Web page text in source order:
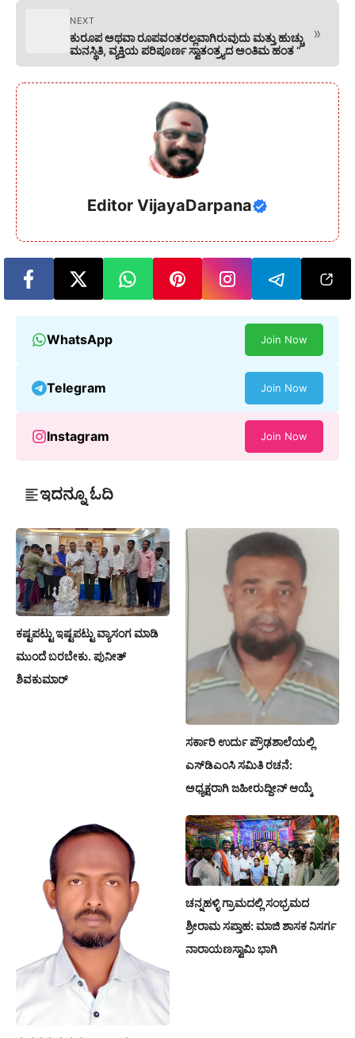
NEXT
ಕುರೂಪ ಅಥವಾ ರೂಪವಂತರಲ್ಲವಾಗಿರುವುದು ಮತ್ತು ಹುಚ್ಚು
ಮನಸ್ಥಿತಿ, ವ್ಯಕ್ತಿಯ ಪರಿಪೂರ್ಣ ಸ್ವಾತಂತ್ರ್ಯದ ಅಂತಿಮ ಹಂತ “
»
Editor VijayaDarpana
WhatsApp Join Now
Telegram Join Now
Instagram Join Now
ಇದನ್ನೂ ಓದಿ
ಕಷ್ಟಪಟ್ಟು ಇಷ್ಟಪಟ್ಟು ವ್ಯಾಸಂಗ ಮಾಡಿ
ಮುಂದೆ ಬರಬೇಕು. ಪುನೀತ್
ಶಿವಕುಮಾರ್
ಸರ್ಕಾರಿ ಉರ್ದು ಪ್ರೌಢಶಾಲೆಯಲ್ಲಿ
ಎಸ್‌ಡಿಎಂಸಿ ಸಮಿತಿ ರಚನೆ:
ಅಧ್ಯಕ್ಷರಾಗಿ ಜಹೀರುದ್ದೀನ್ ಆಯ್ಕೆ
ಚನ್ನಹಳ್ಳಿ ಗ್ರಾಮದಲ್ಲಿ ಸಂಭ್ರಮದ
ಶ್ರೀರಾಮ ಸಪ್ತಾಹ: ಮಾಜಿ ಶಾಸಕ ನಿಸರ್ಗ
ನಾರಾಯಣಸ್ವಾಮಿ ಭಾಗಿ